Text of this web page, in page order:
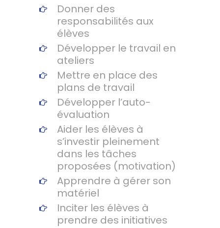
Donner des
responsabilités aux
élèves
Développer le travail en
ateliers
Mettre en place des
plans de travail
Développer l’auto-
évaluation
Aider les élèves à
s’investir pleinement
dans les tâches
proposées (motivation)
Apprendre à gérer son
matériel
Inciter les élèves à
prendre des initiatives